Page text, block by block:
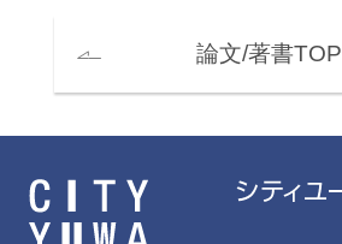
論文/著書TOP